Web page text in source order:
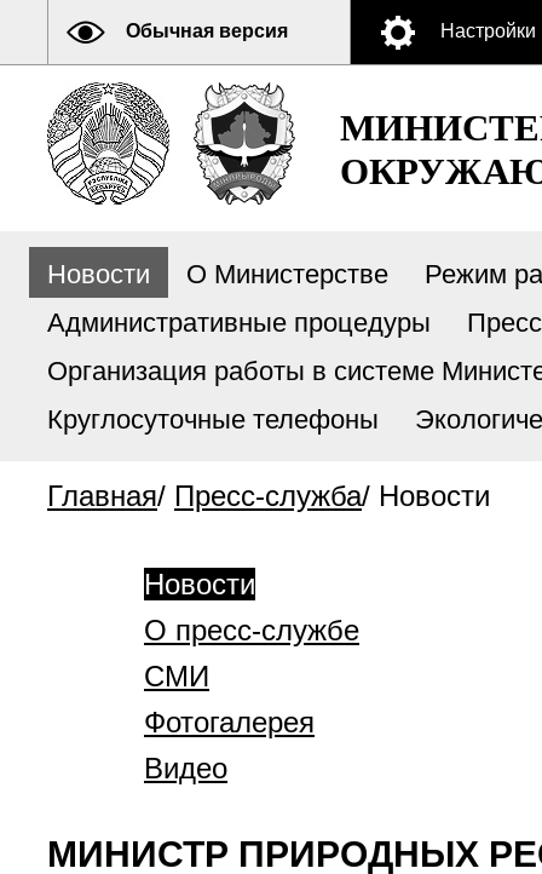
Обычная версия Настройки
Новости О Министерстве
Режим
Административные процедуры
Организация работы в системе
Круглосуточные телефоны
Главная/ Пресс-служба/ Новости
Новости
О пресс-службе
СМИ
Фотогалерея
Видео
МИНИСТР ПРИРОДНЫХ